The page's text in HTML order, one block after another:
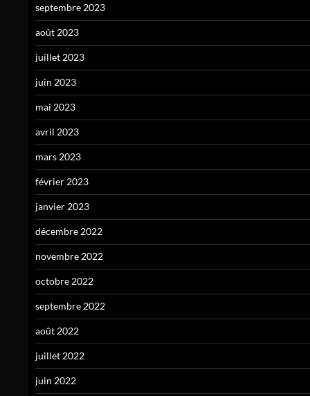
septembre 2023
août 2023
juillet 2023
juin 2023
mai 2023
avril 2023
mars 2023
février 2023
janvier 2023
décembre 2022
novembre 2022
octobre 2022
septembre 2022
août 2022
juillet 2022
juin 2022